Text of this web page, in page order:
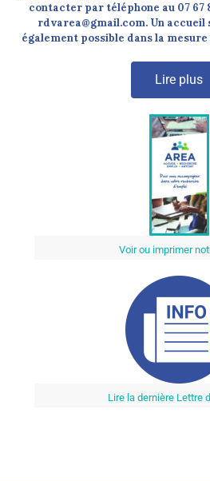
contacter par téléphone au 07 67
rdvarea@gmail.com. Un
également possible dans la
Lire plus
Voir ou imprimer
Lire la dernière Lettre